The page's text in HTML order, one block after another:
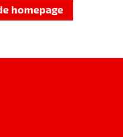
homepage